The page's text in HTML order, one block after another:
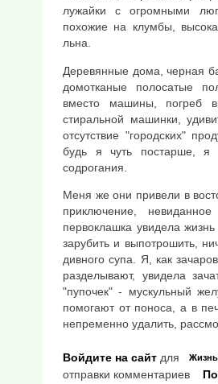
лужайки с огромными
похожие на клумбы,
льна.
Деревянные дома, черная
домотканые полосатые
вместо машины, погреб
стиральной машинки,
отсутствие "городских"
будь я чуть постарше, я
содрогания.
Меня же они привели в
приключение,
первоклашка увидела
зарубить и выпотрошить,
дивного супа. Я, как
разделывают, увидела
"пупочек" - мускульный
помогают от поноса, а в
непременно удалить,
Жизнь
Войдите на сайт для
отправки комментариев